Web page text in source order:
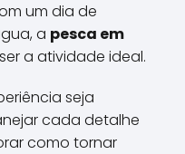
um dia de
a pesca em
a atividade ideal.
seja
cada detalhe
como tornar